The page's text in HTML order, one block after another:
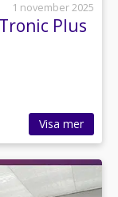
1 november 2025
Plus
Visa mer